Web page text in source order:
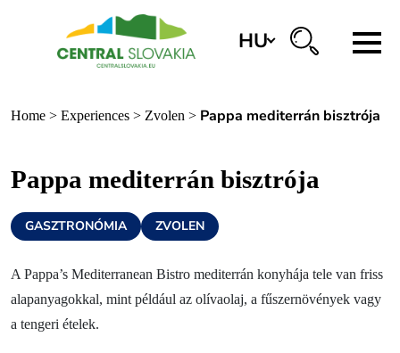
HU
Zvolen
Krupina
Információs központok
Tapasztalatok
Home > Experiences > Zvolen > Pappa mediterrán bisztrója
Pappa mediterrán bisztrója
GASZTRONÓMIA ZVOLEN
A Pappa’s Mediterranean Bistro mediterrán konyhája tele van friss
alapanyagokkal, mint például az olívaolaj, a fűszernövények vagy
a tengeri ételek.